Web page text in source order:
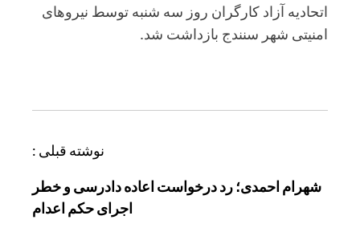
اتحادیه آزاد کارگران روز سه شنبه توسط نیروهای
امنیتی شهر سنندج بازداشت شد.
ه
نوشته قبلی :
شهرام احمدی؛ رد درخواست اعاده دادرسی و خطر
اجرای حکم اعدام